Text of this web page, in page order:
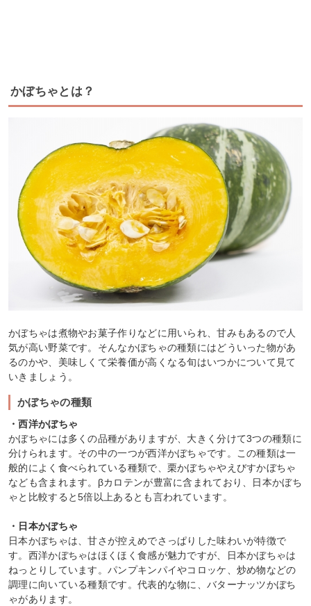
かぼちゃとは？
かぼちゃは煮物やお菓子作りなどに用いられ、甘みもあるので人
気が高い野菜です。そんなかぼちゃの種類にはどういった物があ
るのかや、美味しくて栄養価が高くなる旬はいつかについて見て
いきましょう。
かぼちゃの種類
・西洋かぼちゃ
かぼちゃには多くの品種がありますが、大きく分けて3つの種類に
分けられます。その中の一つが西洋かぼちゃです。この種類は一
般的によく食べられている種類で、栗かぼちゃやえびすかぼちゃ
なども含まれます。βカロテンが豊富に含まれており、日本かぼち
ゃと比較すると5倍以上あるとも言われています。
・日本かぼちゃ
日本かぼちゃは、甘さが控えめでさっぱりした味わいが特徴で
す。西洋かぼちゃはほくほく食感が魅力ですが、日本かぼちゃは
ねっとりしています。パンプキンパイやコロッケ、炒め物などの
調理に向いている種類です。代表的な物に、バターナッツかぼち
ゃがあります。